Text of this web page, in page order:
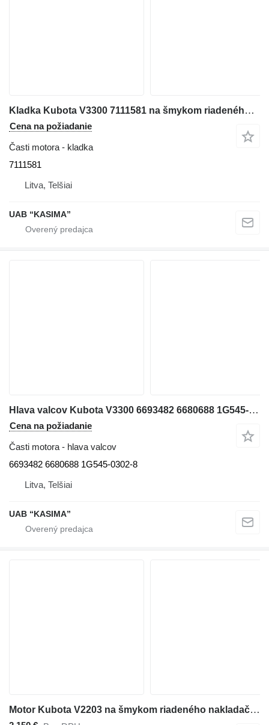
Kladka Kubota V3300 7111581 na šmykom riadeného nakladača Bobcat S220
Cena na požiadanie
Časti motora - kladka
7111581
Litva, Telšiai
UAB “KASIMA”
Hlava valcov Kubota V3300 6693482 6680688 1G545-0302-8 na šmykom riadeného nakladača Bobcat S220
Cena na požiadanie
Časti motora - hlava valcov
6693482 6680688 1G545-0302-8
Litva, Telšiai
UAB “KASIMA”
Motor Kubota V2203 na šmykom riadeného nakladača Bobcat S 150 ACS